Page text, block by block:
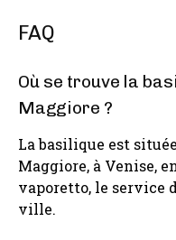
FAQ
Où se trouve la
Maggiore ?
La basilique est
Maggiore, à Venise,
vaporetto, le service
ville.